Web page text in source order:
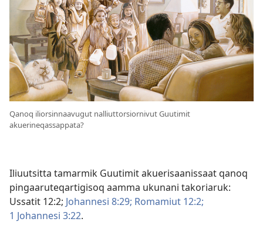
Qanoq iliorsinnaavugut nalliuttorsiornivut Guutimit
akuerineqassappata?
Iliuutsitta tamarmik Guutimit akuerisaanissaat qanoq
pingaaruteqartigisoq aamma ukunani takoriaruk:
Ussatit 12:2; Johannesi 8:29; Romamiut 12:2;
1 Johannesi 3:22.